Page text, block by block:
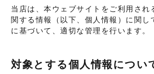
当店は、本ウェブサイトをご利用され
関する情報（以下、個人情報）に関し
に基づいて、適切な管理を行います。
対象とする個人情報につい